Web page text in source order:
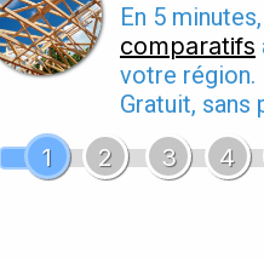
En 5
comparatifs
votre région.
Gratuit, sans
1
2 3 4